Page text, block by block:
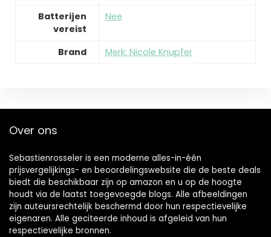
Batterijen
vereist
‎Nee
Brand Merk: Nicole Knupfer
Over ons
Sebastienrosseler is een moderne alles-in-één
prijsvergelijkings- en beoordelingswebsite die de beste deals
biedt die beschikbaar zijn op amazon en u op de hoogte
houdt via de laatst toegevoegde blogs. Alle afbeeldingen
zijn auteursrechtelijk beschermd door hun respectievelijke
eigenaren. Alle geciteerde inhoud is afgeleid van hun
respectievelijke bronnen.